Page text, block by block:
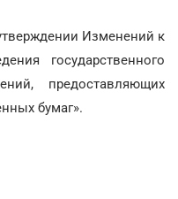
Изменений к
государственного
предоставляющих
бумаг».